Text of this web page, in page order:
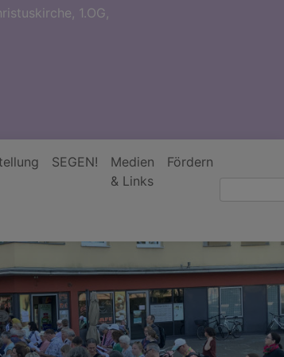
1.OG,
SEGEN!
Medien
& Links
Fördern